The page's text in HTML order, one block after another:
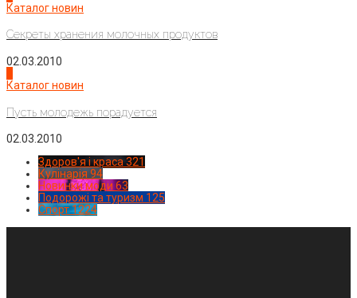
Каталог новин
Секреты хранения молочных продуктов
02.03.2010
Каталог новин
Пусть молодежь порадуется
02.03.2010
Здоров'я і краса 321
Кулінарія 94
Новинки моди 63
Подорожі та туризм 125
Спорт1224